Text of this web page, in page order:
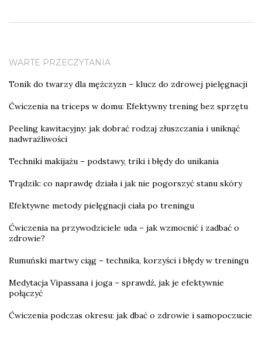
WARTE PRZECZYTANIA
Tonik do twarzy dla mężczyzn – klucz do zdrowej pielęgnacji
Ćwiczenia na triceps w domu: Efektywny trening bez sprzętu
Peeling kawitacyjny: jak dobrać rodzaj złuszczania i uniknąć
nadwrażliwości
Techniki makijażu – podstawy, triki i błędy do unikania
Trądzik: co naprawdę działa i jak nie pogorszyć stanu skóry
Efektywne metody pielęgnacji ciała po treningu
Ćwiczenia na przywodziciele uda – jak wzmocnić i zadbać o
zdrowie?
Rumuński martwy ciąg – technika, korzyści i błędy w treningu
Medytacja Vipassana i joga – sprawdź, jak je efektywnie
połączyć
Ćwiczenia podczas okresu: jak dbać o zdrowie i samopoczucie